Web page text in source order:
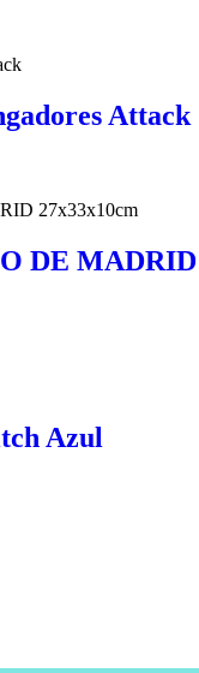
Attack
DE MADRID
Azul